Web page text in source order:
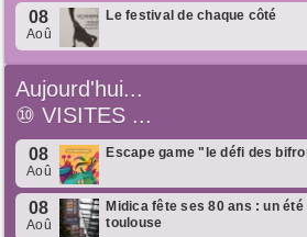
08
Aoû
Le festival de chaque côté
Aujourd'hui...
⑩VISITES ...
08
Aoû
Escape game "le défi des
08
Aoû
Midica fête ses 80 ans : un
toulouse